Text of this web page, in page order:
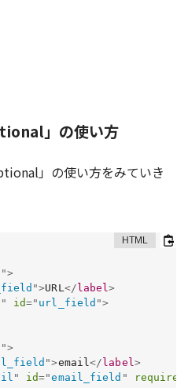
」の使い方
」の使い方をみていき
">
">URL </ label>
" id=" url_field ">
">
">email</ label >
" id="email_field " required